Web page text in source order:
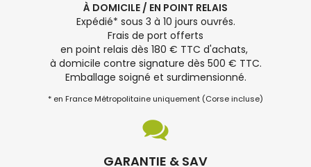
À DOMICILE / EN POINT RELAIS
Expédié* sous 3 à 10 jours ouvrés.
Frais de port offerts
en point relais dès 180 € TTC d'achats,
à domicile contre signature dès 500 € TTC.
Emballage soigné et surdimensionné.
* en France Métropolitaine uniquement (Corse incluse)
GARANTIE & SAV